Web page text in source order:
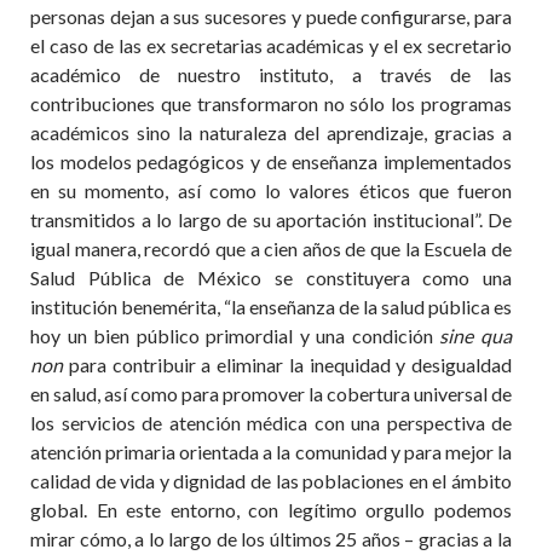
personas dejan a sus sucesores y puede configurarse, para
el caso de las ex secretarias académicas y el ex secretario
académico de nuestro instituto, a través de las
contribuciones que transformaron no sólo los programas
académicos sino la naturaleza del aprendizaje, gracias a
los modelos pedagógicos y de enseñanza implementados
en su momento, así como lo valores éticos que fueron
transmitidos a lo largo de su aportación institucional”. De
igual manera, recordó que a cien años de que la Escuela de
Salud Pública de México se constituyera como una
institución benemérita, “la enseñanza de la salud pública es
hoy un bien público primordial y una condición sine qua
non para contribuir a eliminar la inequidad y desigualdad
en salud, así como para promover la cobertura universal de
los servicios de atención médica con una perspectiva de
atención primaria orientada a la comunidad y para mejor la
calidad de vida y dignidad de las poblaciones en el ámbito
global. En este entorno, con legítimo orgullo podemos
mirar cómo, a lo largo de los últimos 25 años – gracias a la